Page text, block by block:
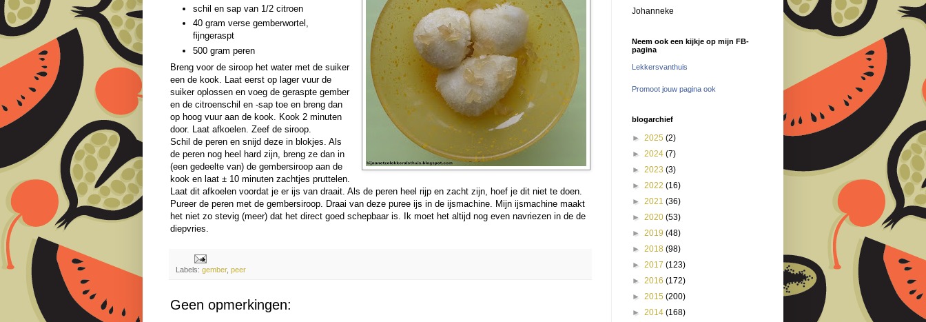
schil en sap van 1/2 citroen
40 gram verse gemberwortel,
fijngeraspt
500 gram peren
Breng voor de siroop het water met de suiker
een de kook. Laat eerst op lager vuur de
suiker oplossen en voeg de geraspte gember
en de citroenschil en -sap toe en breng dan
op hoog vuur aan de kook. Kook 2 minuten
door. Laat afkoelen. Zeef de siroop.
Schil de peren en snijd deze in blokjes. Als
de peren nog heel hard zijn, breng ze dan in
(een gedeelte van) de gembersiroop aan de
kook en laat ± 10 minuten zachtjes pruttelen.
Laat dit afkoelen voordat je er ijs van draait. Als de peren heel rijp en zacht zijn, hoef je dit niet te doen.
Pureer de peren met de gembersiroop. Draai van deze puree ijs in de ijsmachine. Mijn ijsmachine maakt
het niet zo stevig (meer) dat het direct goed schepbaar is. Ik moet het altijd nog even navriezen in de de
diepvries.
Labels: gember, peer
Geen opmerkingen:
Johanneke
Neem ook een kijkje op mijn FB-
pagina
Lekkersvanthuis
Promoot jouw pagina ook
blogarchief
► 2025 (2)
► 2024 (7)
► 2023 (3)
► 2022 (16)
► 2021 (36)
► 2020 (53)
► 2019 (48)
► 2018 (98)
► 2017 (123)
► 2016 (172)
► 2015 (200)
► 2014 (168)